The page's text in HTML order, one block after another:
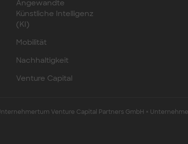
Angewandte
Künstliche Intelligenz
(KI)
Mobilität
Nachhaltigkeit
Venture Capital
Venture Capital Partners GmbH ×